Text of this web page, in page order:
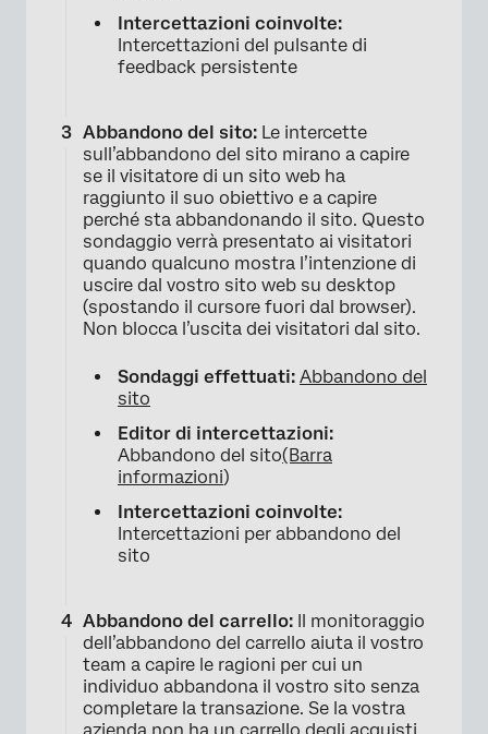
Intercettazioni coinvolte:
Intercettazioni del pulsante di
feedback persistente
Abbandono del sito: Le intercette
sull’abbandono del sito mirano a capire
se il visitatore di un sito web ha
raggiunto il suo obiettivo e a capire
perché sta abbandonando il sito. Questo
sondaggio verrà presentato ai visitatori
quando qualcuno mostra l’intenzione di
uscire dal vostro sito web su desktop
(spostando il cursore fuori dal browser).
Non blocca l’uscita dei visitatori dal sito.
Sondaggi effettuati: Abbandono del
sito
Editor di intercettazioni:
Abbandono del sito(Barra
informazioni)
Intercettazioni coinvolte:
Intercettazioni per abbandono del
sito
Abbandono del carrello: Il monitoraggio
dell’abbandono del carrello aiuta il vostro
team a capire le ragioni per cui un
individuo abbandona il vostro sito senza
completare la transazione. Se la vostra